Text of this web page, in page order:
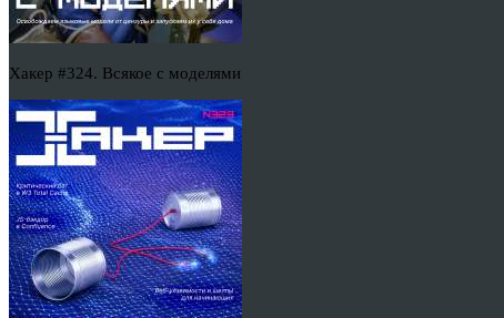
Хакер #324. Всякое с моделями